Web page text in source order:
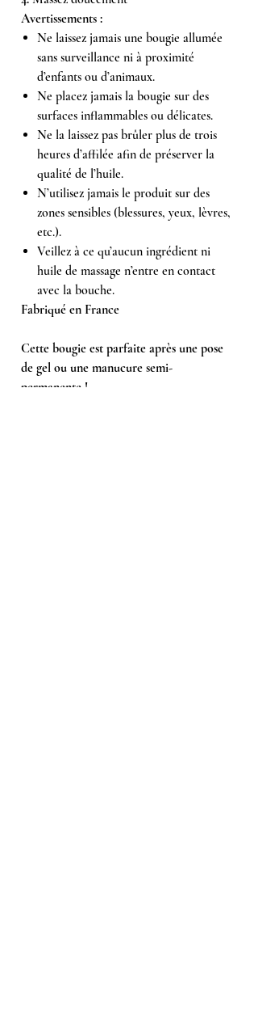
Avertissements :
Ne laissez jamais une bougie allumée
sans surveillance ni à proximité
d’enfants ou d’animaux.
Ne placez jamais la bougie sur des
surfaces inflammables ou délicates.
Ne la laissez pas brûler plus de trois
heures d’affilée afin de préserver la
qualité de l’huile.
N’utilisez jamais le produit sur des
zones sensibles (blessures, yeux, lèvres,
etc.).
Veillez à ce qu’aucun ingrédient ni
huile de massage n’entre en contact
avec la bouche.
Fabriqué en France
Cette bougie est parfaite après une pose
de gel ou une manucure semi-
permanente !